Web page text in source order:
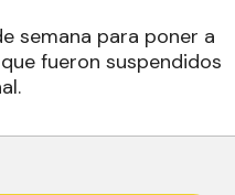
semana para poner a
fueron suspendidos